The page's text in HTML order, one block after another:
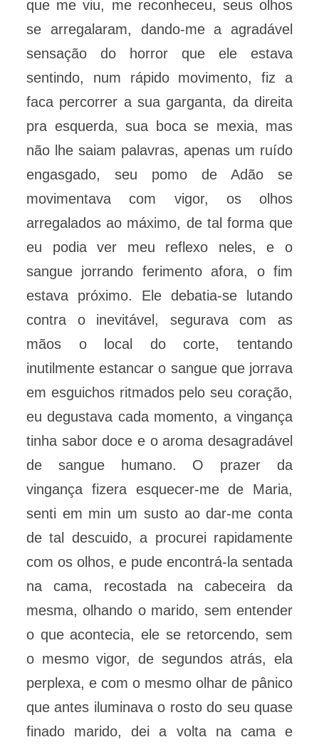
que me viu, me reconheceu, seus olhos
se arregalaram, dando-me a agradável
sensação do horror que ele estava
sentindo, num rápido movimento, fiz a
faca percorrer a sua garganta, da direita
pra esquerda, sua boca se mexia, mas
não lhe saiam palavras, apenas um ruído
engasgado, seu pomo de Adão se
movimentava com vigor, os olhos
arregalados ao máximo, de tal forma que
eu podia ver meu reflexo neles, e o
sangue jorrando ferimento afora, o fim
estava próximo. Ele debatia-se lutando
contra o inevitável, segurava com as
mãos o local do corte, tentando
inutilmente estancar o sangue que jorrava
em esguichos ritmados pelo seu coração,
eu degustava cada momento, a vingança
tinha sabor doce e o aroma desagradável
de sangue humano. O prazer da
vingança fizera esquecer-me de Maria,
senti em min um susto ao dar-me conta
de tal descuido, a procurei rapidamente
com os olhos, e pude encontrá-la sentada
na cama, recostada na cabeceira da
mesma, olhando o marido, sem entender
o que acontecia, ele se retorcendo, sem
o mesmo vigor, de segundos atrás, ela
perplexa, e com o mesmo olhar de pânico
que antes iluminava o rosto do seu quase
finado marido, dei a volta na cama e